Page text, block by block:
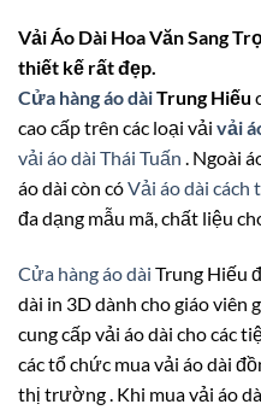
Vải Áo Dài Hoa Văn Sang
thiết kế rất đẹp.
Cửa hàng áo dàiTrung Hiếu
cao cấp trên các loại vải vải
vải áo dài Thái Tuấn . Ngoài
áo dài còn cóVải áo dài cách
đa dạng mẫu mã, chất liệu
Cửa hàng áo dài Trung Hiếu
dài in 3D dành cho giáo viên
cung cấp vải áo dài cho các
các tổ chức mua vải áo dài
thị trường . Khi mua vải áo